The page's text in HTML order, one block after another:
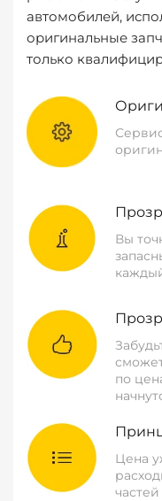
автомобилей,
оригинальные
только
Вы
по
Цена